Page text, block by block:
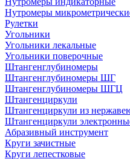
Нутромеры
Рулетки
Угольники
Угольники лекальные
Угольники поверочные
Штангенглубиномеры
Штангенглубиномеры ШГ
Штангенглубиномеры ШГЦ
Штангенциркули
Штангенциркули из
Штангенциркули
Абразивный инструмент
Круги зачистные
Круги лепестковые